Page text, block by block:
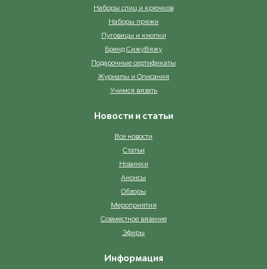
Наборы спиц и крючков
Наборы пряжи
Пуговицы и кнопки
Бренд СижуВяжу
Подарочные сертификаты
Журналы и Описания
Учимся вязать
Новости и статьи
Все новости
Статьи
Новинки
Анонсы
Обзоры
Мероприятия
Совместное вязание
Эфиры
Информация